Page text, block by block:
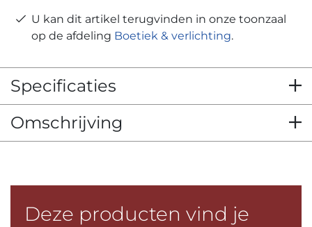
U kan dit artikel terugvinden in onze toonzaal
op de afdeling Boetiek & verlichting.
Specificaties
Omschrijving
Deze producten vind je